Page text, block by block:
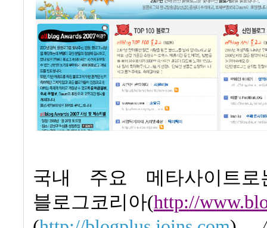
국내 주요 메타사이트
블로그코리아(http://